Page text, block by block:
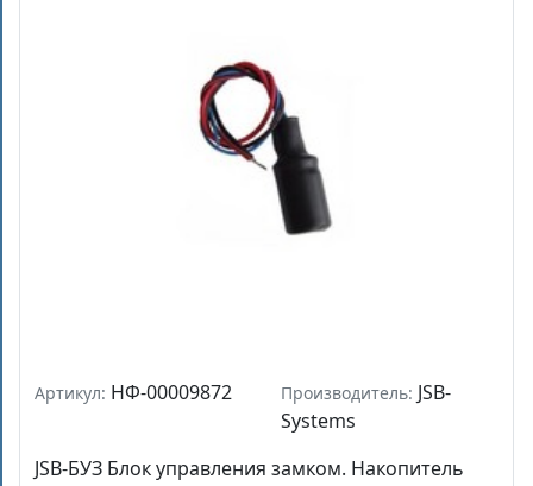
Артикул: НФ-00009872 Производитель: JSB-
Systems
JSB-БУЗ Блок управления замком. Накопитель